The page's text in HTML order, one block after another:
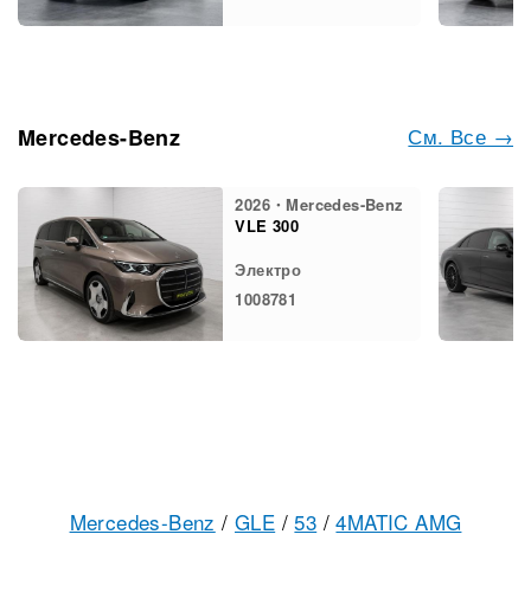
См. Все →
Mercedes-Benz
2026・Mercedes-Benz
VLE 300
Электро
1008781
Mercedes-Benz / GLE / 53 / 4MATIC AMG